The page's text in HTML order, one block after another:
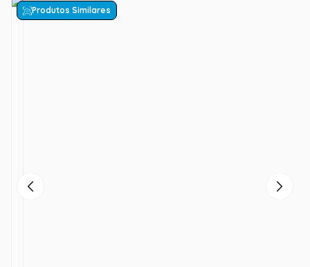
Produtos Similares